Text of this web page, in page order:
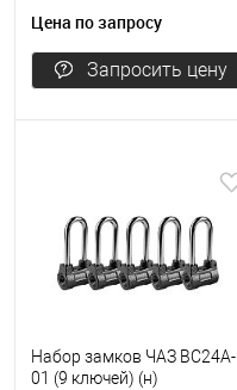
Цена по запросу
Запросить цену
Набор замков ЧАЗ BC24A-
01 (9 ключей) (н)